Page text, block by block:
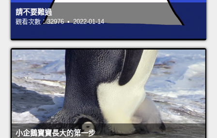
請不要難過
觀看次數：32976 • 2022-01-14
小企鵝寶寶長大的第一步